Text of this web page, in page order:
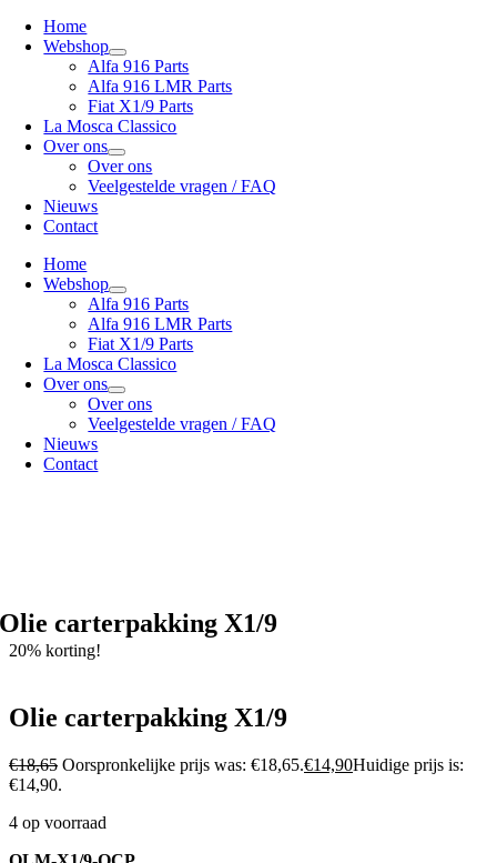
Home
Webshop
Alfa 916 Parts
Alfa 916 LMR Parts
Fiat X1/9 Parts
La Mosca Classico
Over ons
Over ons
Veelgestelde vragen / FAQ
Nieuws
Contact
Home
Webshop
Alfa 916 Parts
Alfa 916 LMR Parts
Fiat X1/9 Parts
La Mosca Classico
Over ons
Over ons
Veelgestelde vragen / FAQ
Nieuws
Contact
Olie carterpakking X1/9
20% korting!
Olie carterpakking X1/9
€18,65 Oorspronkelijke prijs was: €18,65.€14,90Huidige prijs is:
€14,90.
4 op voorraad